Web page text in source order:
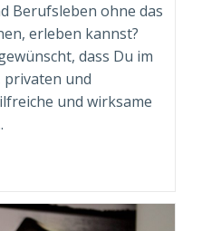
Berufsleben ohne das
erleben kannst?
dass Du im
privaten und
und wirksame